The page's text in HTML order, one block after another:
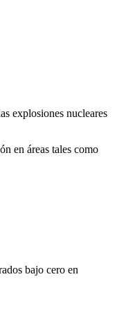
explosiones nucleares
en áreas tales como
bajo cero en